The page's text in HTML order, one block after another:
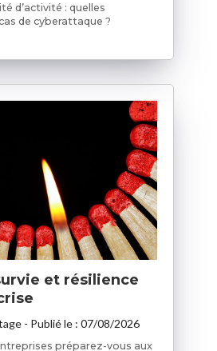
d’activité : quelles
de cyberattaque ?
et résilience
- Publié le : 07/08/2026
préparez-vous aux